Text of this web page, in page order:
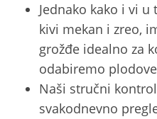
Jednako kako i vi
kivi mekan i zreo,
grožđe idealno za
odabiremo
Naši stručni
svakodnevno